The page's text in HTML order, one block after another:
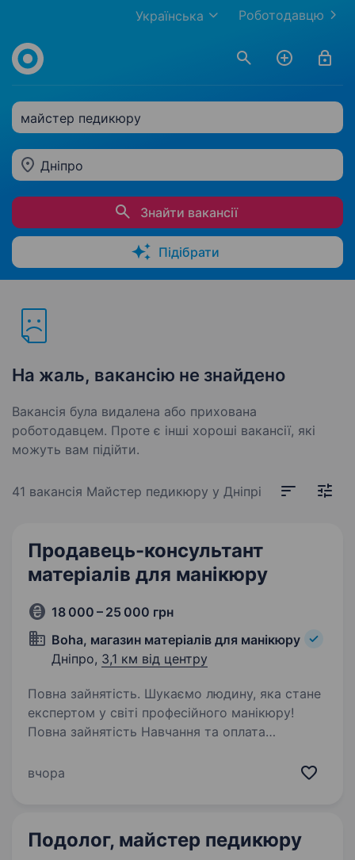
Роботодавцю
Українська
майстер педикюру
Дніпро
Знайти вакансії
Підібрати
На жаль, вакансію не знайдено
Вакансія була видалена або прихована
роботодавцем. Проте є інші хороші вакансії, які
можуть вам підійти.
41 вакансія Майстер педикюру у Дніпрі
Продавець-консультант
матеріалів для манікюру
18 000 – 25 000 грн
Boha, магазин матеріалів для манікюру
Дніпро, 3,1 км від центру
Повна зайнятість. Шукаємо людину, яка стане
експертом у світі професійного манікюру!
Повна зайнятість Навчання та оплата
Офіційне працевлаштування Гідна оплата:
вчора
Подолог, майстер педикюру